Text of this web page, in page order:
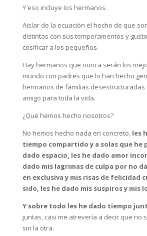
Y eso incluye los hermanos.
Aislar de la ecuación el hecho de que
distintas con sus temperamentos y
cosificar a los pequeños.
Hay hermanos que nunca serán los
mundo con padres que lo han hecho
hermanos de familias desestructuradas
amigo para toda la vida.
¿Qué hemos hecho nosotros?
No hemos hecho nada en concreto,les
tiempo compartido y a solas que he
dado espacio, les he dado amor
dado mis lagrimas de culpa por no
en exclusiva y mis risas de felicidad
sido, les he dado mis suspiros y mis
Y sobre todo les he dado tiempo
juntas, casi me atrevería a decir que no
sin la otra.